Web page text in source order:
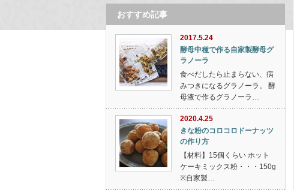
おすすめ記事
2017.5.24
酵母中種で作る自家製酵母グ
ラノーラ
食べだしたら止まらない、病
みつきになるグラノーラ。 酵
母液で作るグラノーラ…
2020.4.25
きな粉のコロコロドーナッツ
の作り方
【材料】15個くらい ホット
ケーキミックス粉・・・150g
※自家製…